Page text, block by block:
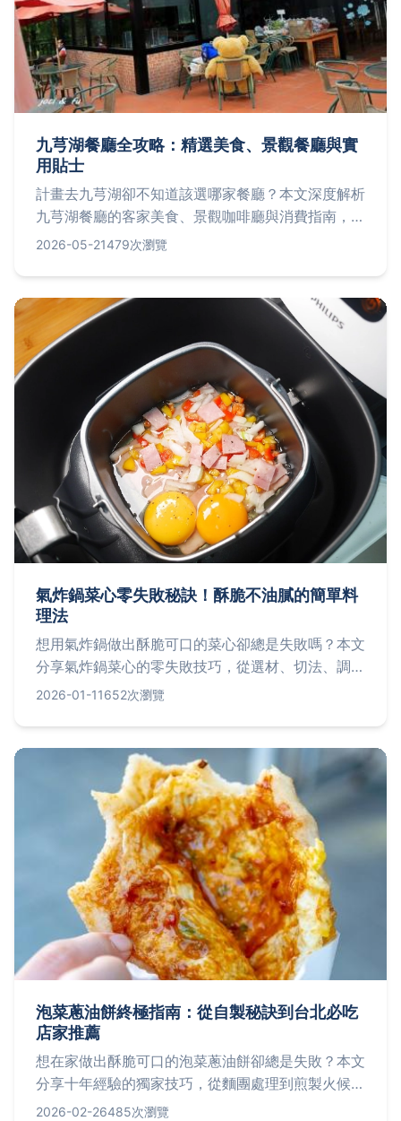
九芎湖餐廳全攻略：精選美食、景觀餐廳與實
用貼士
計畫去九芎湖卻不知道該選哪家餐廳？本文深度解析
九芎湖餐廳的客家美食、景觀咖啡廳與消費指南，分
享個人用餐經驗與常見問題解答，幫助你避開地雷，
2026-05-21479次瀏覽
氣炸鍋菜心零失敗秘訣！酥脆不油膩的簡單料
理法
想用氣炸鍋做出酥脆可口的菜心卻總是失敗嗎？本文
分享氣炸鍋菜心的零失敗技巧，從選材、切法、調味
到溫度時間控制，完整解析如何讓菜心外酥內嫩不油
2026-01-11652次瀏覽
泡菜蔥油餅終極指南：從自製秘訣到台北必吃
店家推薦
想在家做出酥脆可口的泡菜蔥油餅卻總是失敗？本文
分享十年經驗的獨家技巧，從麵團處理到煎製火候，
並實測三家台北人氣店家，提供地址、價格與營業時
2026-02-26485次瀏覽